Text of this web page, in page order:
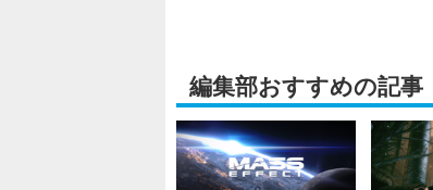
編集部おすすめの記事